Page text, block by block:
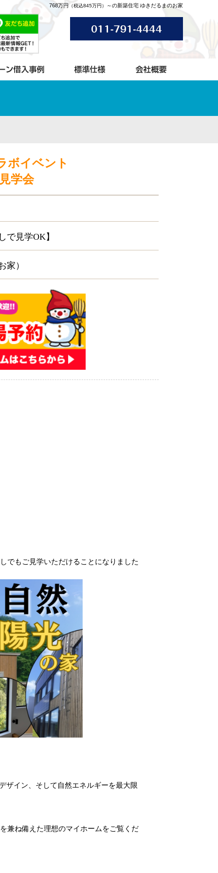
768万円 （税込845万円） ～の新築住宅 ゆきだるまのお家
ボイベント
学会
で見学OK】
家）
でもご見学いただけることになりました
ザイン、そして自然エネルギーを最大限
兼ね備えた理想のマイホームをご覧くだ